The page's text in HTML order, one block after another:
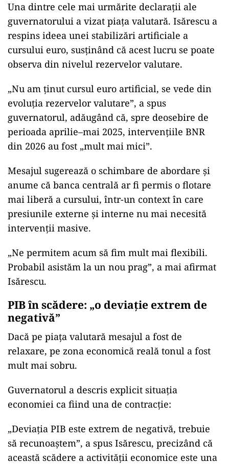
Una dintre cele mai urmărite declarații ale
guvernatorului a vizat piața valutară. Isărescu a
respins ideea unei stabilizări artificiale a
cursului euro, susținând că acest lucru se poate
observa din nivelul rezervelor valutare.
„Nu am ținut cursul euro artificial, se vede din
evoluția rezervelor valutare”, a spus
guvernatorul, adăugând că, spre deosebire de
perioada aprilie–mai 2025, intervențiile BNR
din 2026 au fost „mult mai mici”.
Mesajul sugerează o schimbare de abordare și
anume că banca centrală ar fi permis o flotare
mai liberă a cursului, într-un context în care
presiunile externe și interne nu mai necesită
intervenții masive.
„Ne permitem acum să fim mult mai flexibili.
Probabil asistăm la un nou prag”, a mai afirmat
Isărescu.
PIB în scădere: „o deviație extrem de
negativă”
Dacă pe piața valutară mesajul a fost de
relaxare, pe zona economică reală tonul a fost
mult mai sobru.
Guvernatorul a descris explicit situația
economiei ca fiind una de contracție:
„Deviația PIB este extrem de negativă, trebuie
să recunoaștem”, a spus Isărescu, precizând că
această scădere a activității economice este una